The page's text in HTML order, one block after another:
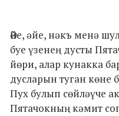
Әйе, әйе, нәкъ менә
буе үзенең дусты
йөри, алар кунакка
дусларын туган көне
Пух булып сөйләүче
Пятачокның кәмит